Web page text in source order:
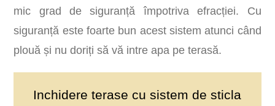
mic grad de siguranță împotriva efracției. Cu
siguranță este foarte bun acest sistem atunci când
plouă și nu doriți să vă intre apa pe terasă.
Inchidere terase cu sistem de sticla